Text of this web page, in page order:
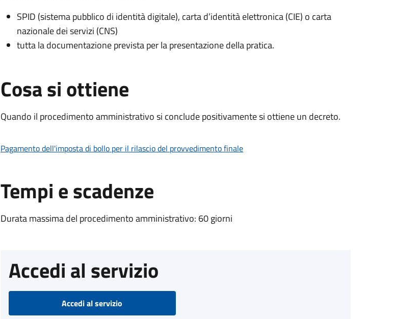
SPID (sistema pubblico di identità digitale), carta d’identità elettronica (CIE) o carta
nazionale dei servizi (CNS)
tutta la documentazione prevista per la presentazione della pratica.
Cosa si ottiene
Quando il procedimento amministrativo si conclude positivamente si ottiene un decreto.
Pagamento dell'imposta di bollo per il rilascio del provvedimento finale
Tempi e scadenze
Durata massima del procedimento amministrativo: 60 giorni
Accedi al servizio
Accedi al servizio